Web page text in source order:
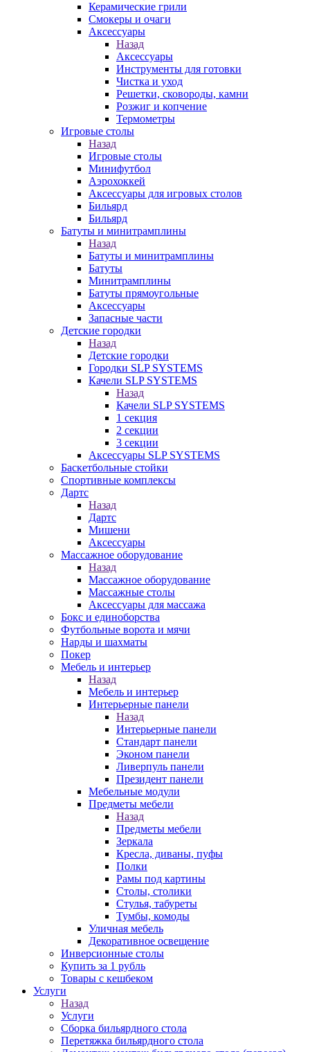
Керамические грили
Смокеры и очаги
Аксессуары
Назад
Аксессуары
Инструменты для готовки
Чистка и уход
Решетки, сковороды, камни
Розжиг и копчение
Термометры
Игровые столы
Назад
Игровые столы
Минифутбол
Аэрохоккей
Аксессуары для игровых столов
Бильяpд
Бильяpд
Батуты и минитрамплины
Назад
Батуты и минитрамплины
Батуты
Минитрамплины
Батуты прямоугольные
Аксессуары
Запасные части
Детские городки
Назад
Детские городки
Городки SLP SYSTEMS
Качели SLP SYSTEMS
Назад
Качели SLP SYSTEMS
1 секция
2 секции
3 секции
Аксессуары SLP SYSTEMS
Баскетбольные стойки
Спортивные комплексы
Дартс
Назад
Дартс
Мишени
Аксессуары
Массажное оборудование
Назад
Массажное оборудование
Массажные столы
Аксессуары для массажа
Бокс и единоборства
Футбольные ворота и мячи
Нарды и шахматы
Покер
Мебель и интерьер
Назад
Мебель и интерьер
Интерьерные панели
Назад
Интерьерные панели
Стандарт панели
Эконом панели
Ливерпуль панели
Президент панели
Мебельные модули
Предметы мебели
Назад
Предметы мебели
Зеркала
Кресла, диваны, пуфы
Полки
Рамы под картины
Столы, столики
Стулья, табуреты
Тумбы, комоды
Уличная мебель
Декоративное освещение
Инверсионные столы
Купить за 1 рубль
Товары с кешбеком
Услуги
Назад
Услуги
Сборка бильярдного стола
Перетяжка бильярдного стола